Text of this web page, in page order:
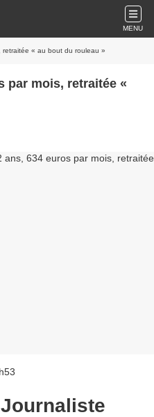
MENU
« au bout du rouleau »
par mois, retraitée «
Journaliste